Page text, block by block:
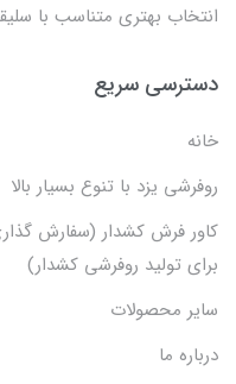
انتخاب بهتری متناسب با
دسترسی سریع
خانه
روفرشی یزد با تنوع بسیار بالا
کاور فرش کشدار (سفارش
برای تولید روفرشی کشدار)
سایر محصولات
درباره ما